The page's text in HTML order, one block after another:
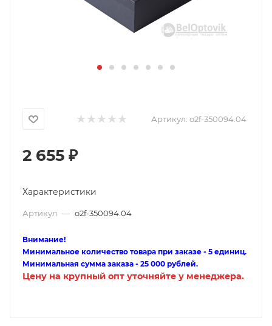
Артикул: o2f-350094.04
2 655 ₽
Характеристики
Артикул — o2f-350094.04
Внимание!
Минимальное количество товара при заказе - 5 единиц.
Минимальная сумма заказа - 25 000 рублей.
Цену на крупный опт уточняйте у менеджера.